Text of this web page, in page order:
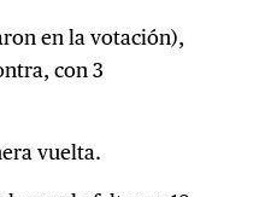
en la votación),
con 3
vuelta.